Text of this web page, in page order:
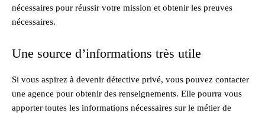
nécessaires pour réussir votre mission et obtenir les preuves
nécessaires.
Une source d’informations très utile
Si vous aspirez à devenir détective privé, vous pouvez contacter
une agence pour obtenir des renseignements. Elle pourra vous
apporter toutes les informations nécessaires sur le métier de